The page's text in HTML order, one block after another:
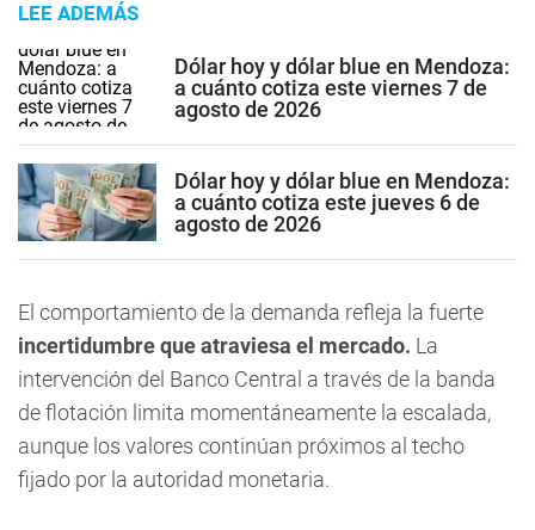
LEE ADEMÁS
Dólar hoy y dólar blue en Mendoza:
a cuánto cotiza este viernes 7 de
agosto de 2026
Dólar hoy y dólar blue en Mendoza:
a cuánto cotiza este jueves 6 de
agosto de 2026
El comportamiento de la demanda refleja la fuerte
incertidumbre que atraviesa el mercado. La
intervención del Banco Central a través de la banda
de flotación limita momentáneamente la escalada,
aunque los valores continúan próximos al techo
fijado por la autoridad monetaria.